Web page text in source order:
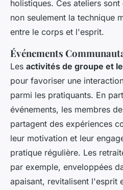
holistiques. Ces ateliers
non seulement la technique
entre le corps et l'esprit.
Événements
Les activités de groupe et
pour favoriser une
parmi les pratiquants. En
événements, les membres
partagent des expériences
leur motivation et leur
pratique régulière. Les
par exemple, enveloppées
apaisant, revitalisent l'esprit